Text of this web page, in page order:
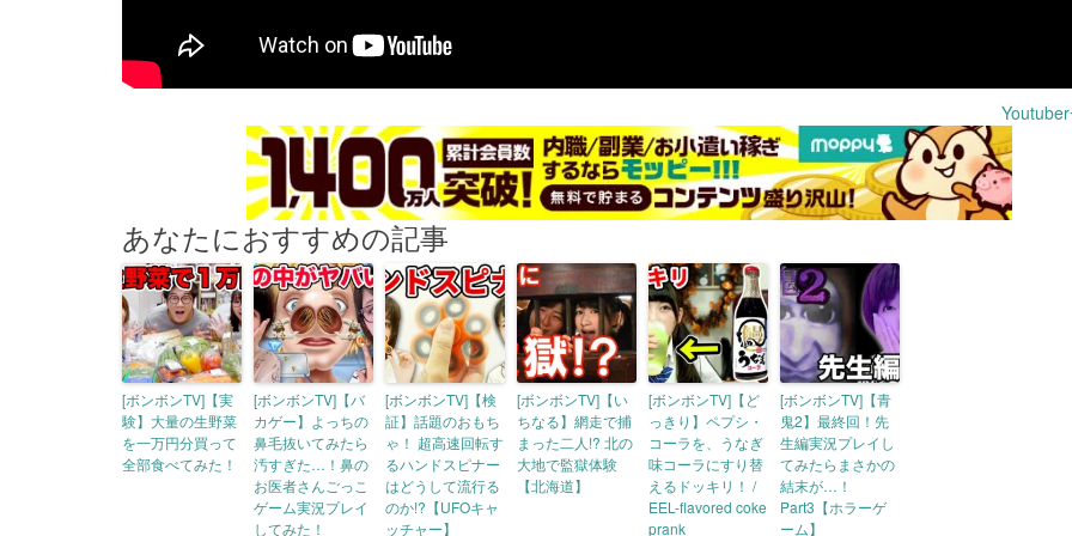
あなたにおすすめの記事
[ボンボンTV]【実
験】大量の生野菜
を一万円分買って
全部食べてみた！
[ボンボンTV]【バ
カゲー】よっちの
鼻毛抜いてみたら
汚すぎた…！鼻の
お医者さんごっこ
ゲーム実況プレイ
してみた！
[ボンボンTV]【検
証】話題のおもち
ゃ！ 超高速回転す
るハンドスピナー
はどうして流行る
のか!?【UFOキャ
ッチャー】
[ボンボンTV]【い
ちなる】網走で捕
まった二人!? 北の
大地で監獄体験
【北海道】
[ボンボンTV]【ど
っきり】ペプシ・
コーラを、うなぎ
味コーラにすり替
えるドッキリ！ /
EEL-flavored coke
prank
[ボンボンTV]【青
鬼2】最終回！先
生編実況プレイし
てみたらまさかの
結末が…！
Part3【ホラーゲ
ーム】